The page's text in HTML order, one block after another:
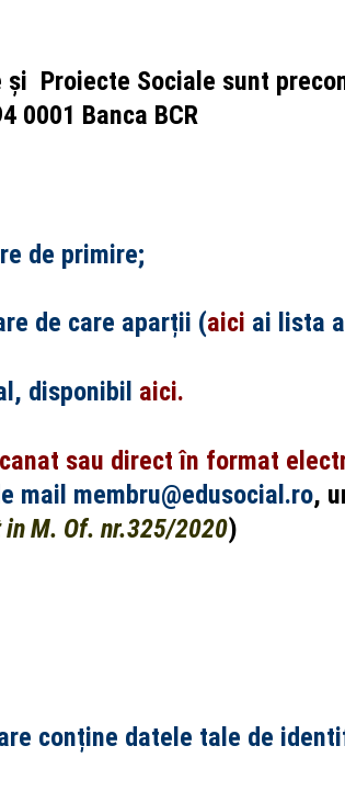
Proiecte Sociale sunt
0001 Banca BCR
de primire;
de care aparții (aici ai lista
disponibil aici.
sau direct în format
mail membru@edusocial.ro,
M. Of. nr.325/2020)
conține datele tale de